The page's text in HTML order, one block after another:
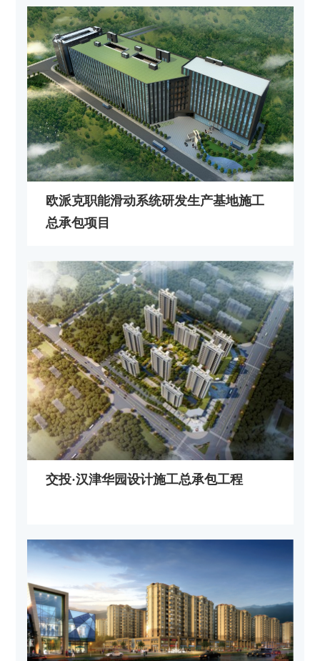
欧派克职能滑动系统研发生产基地施工
总承包项目
交投·汉津华园设计施工总承包工程